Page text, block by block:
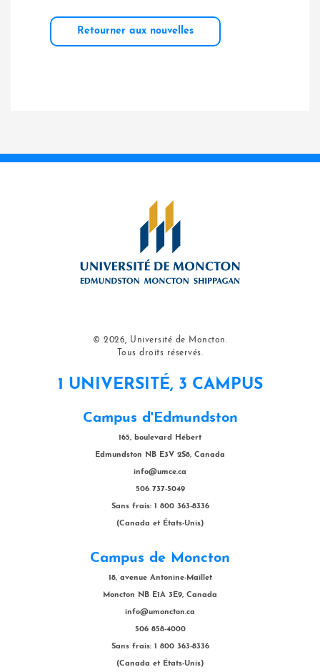
Retourner aux nouvelles
© 2026, Université de Moncton.
Tous droits réservés.
1 UNIVERSITÉ, 3 CAMPUS
Campus d'Edmundston
165, boulevard Hébert
Edmundston NB E3V 2S8, Canada
info@umce.ca
506 737-5049
Sans frais: 1 800 363-8336
(Canada et États-Unis)
Campus de Moncton
18, avenue Antonine-Maillet
Moncton NB E1A 3E9, Canada
info@umoncton.ca
506 858-4000
Sans frais: 1 800 363-8336
(Canada et États-Unis)